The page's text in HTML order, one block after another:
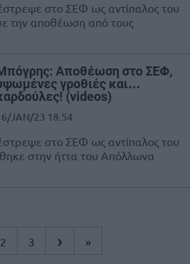
στο ΣΕΦ ως αντίπαλος του
την αποθέωση από τους
Αποθέωση στο ΣΕΦ,
γροθιές και…
(videos)
JAN/23 18:54
στο ΣΕΦ ως αντίπαλος του
στην ήττα του Απόλλωνα
2 3 › »